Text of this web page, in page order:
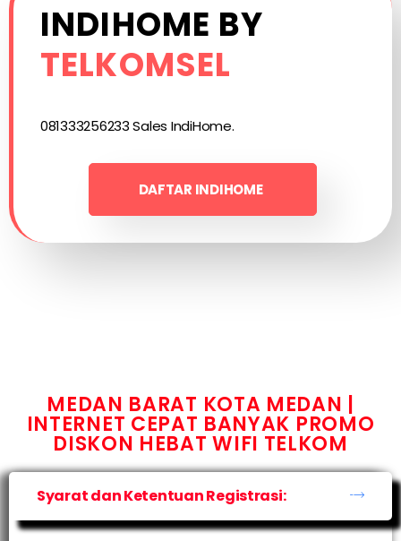
INDIHOME BY
TELKOMSEL
081333256233 Sales IndiHome.
DAFTAR INDIHOME
MEDAN BARAT KOTA MEDAN |
INTERNET CEPAT BANYAK PROMO
DISKON HEBAT WIFI TELKOM
Syarat dan Ketentuan Registrasi: